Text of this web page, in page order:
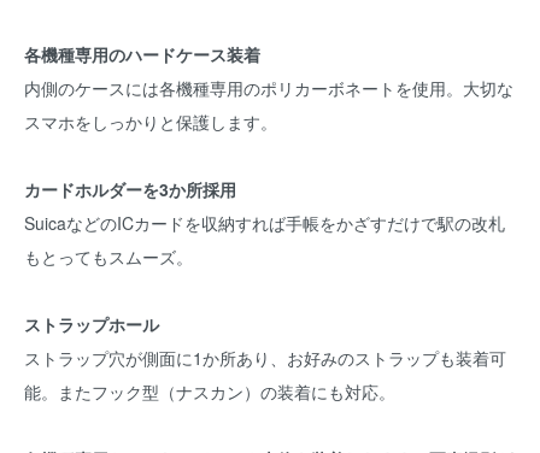
各機種専用のハードケース装着
内側のケースには各機種専用のポリカーボネートを使用。大切な
スマホをしっかりと保護します。
カードホルダーを3か所採用
SuicaなどのICカードを収納すれば手帳をかざすだけで駅の改札
もとってもスムーズ。
ストラップホール
ストラップ穴が側面に1か所あり、お好みのストラップも装着可
能。またフック型（ナスカン）の装着にも対応。